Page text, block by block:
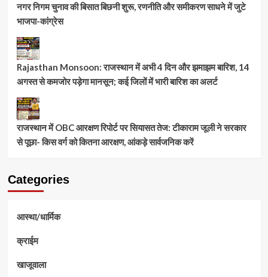
नगर निगम चुनाव की बिसात बिछनी शुरू, रणनीति और समीकरण साधने में जुटे
भाजपा-कांग्रेस
Rajasthan Monsoon: राजस्थान में अभी 4 दिन और झमाझम बारिश, 14
अगस्त से कमजोर पड़ेगा मानसून; कई जिलों में भारी बारिश का अलर्ट
राजस्थान में OBC आरक्षण रिपोर्ट पर सियासत तेज: टीकाराम जूली ने सरकार
से पूछा- किस वर्ग को कितना आरक्षण, आंकड़े सार्वजनिक करें
Categories
आस्था/धार्मिक
क्राईम
खाजूवाला